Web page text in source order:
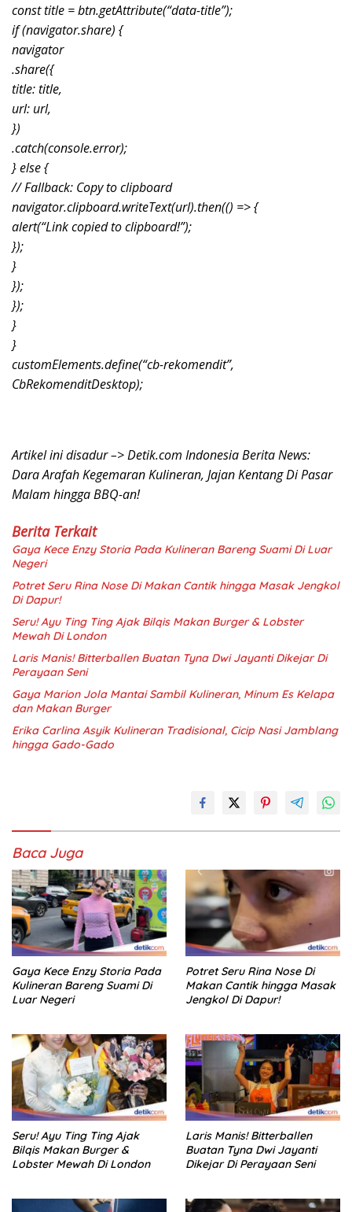
const title = btn.getAttribute(“data-title”);
if (navigator.share) {
navigator
.share({
title: title,
url: url,
})
.catch(console.error);
} else {
// Fallback: Copy to clipboard
navigator.clipboard.writeText(url).then(() => {
alert(“Link copied to clipboard!”);
});
}
});
});
}
}
customElements.define(“cb-rekomendit”,
CbRekomenditDesktop);
Artikel ini disadur –> Detik.com Indonesia Berita News:
Dara Arafah Kegemaran Kulineran, Jajan Kentang Di Pasar
Malam hingga BBQ-an!
Berita Terkait
Gaya Kece Enzy Storia Pada Kulineran Bareng Suami Di Luar
Negeri
Potret Seru Rina Nose Di Makan Cantik hingga Masak Jengkol
Di Dapur!
Seru! Ayu Ting Ting Ajak Bilqis Makan Burger & Lobster
Mewah Di London
Laris Manis! Bitterballen Buatan Tyna Dwi Jayanti Dikejar Di
Perayaan Seni
Gaya Marion Jola Mantai Sambil Kulineran, Minum Es Kelapa
dan Makan Burger
Erika Carlina Asyik Kulineran Tradisional, Cicip Nasi Jamblang
hingga Gado-Gado
Baca Juga
Gaya Kece Enzy Storia Pada
Kulineran Bareng Suami Di
Luar Negeri
Potret Seru Rina Nose Di
Makan Cantik hingga Masak
Jengkol Di Dapur!
Seru! Ayu Ting Ting Ajak
Bilqis Makan Burger &
Lobster Mewah Di London
Laris Manis! Bitterballen
Buatan Tyna Dwi Jayanti
Dikejar Di Perayaan Seni